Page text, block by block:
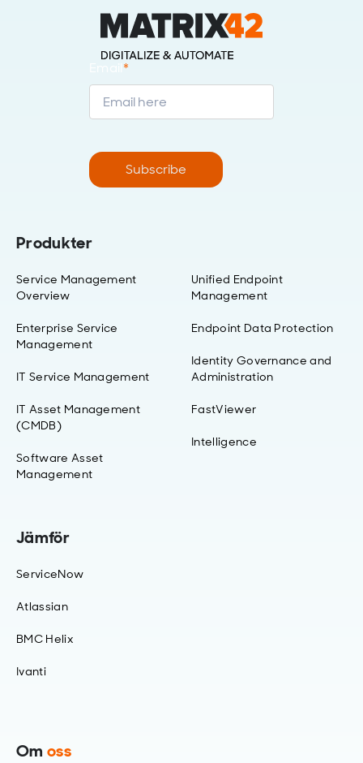
*
Subscribe
Produkter
Service Management
Overview
Enterprise Service
Management
IT Service Management
IT Asset Management
(CMDB)
Software Asset
Management
Unified Endpoint
Management
Endpoint Data Protection
Identity Governance and
Administration
FastViewer
Intelligence
Jämför
ServiceNow
Atlassian
BMC Helix
Ivanti
Om oss